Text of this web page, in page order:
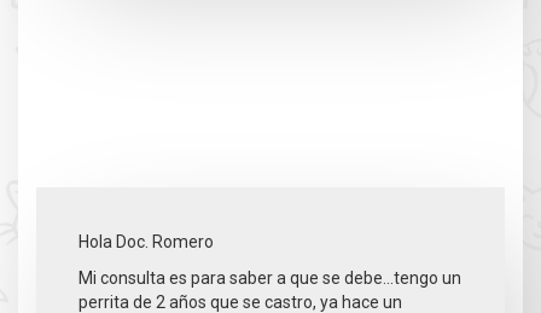
Hola Doc. Romero
Mi consulta es para saber a que se debe...tengo un
perrita de 2 años que se castro, ya hace un